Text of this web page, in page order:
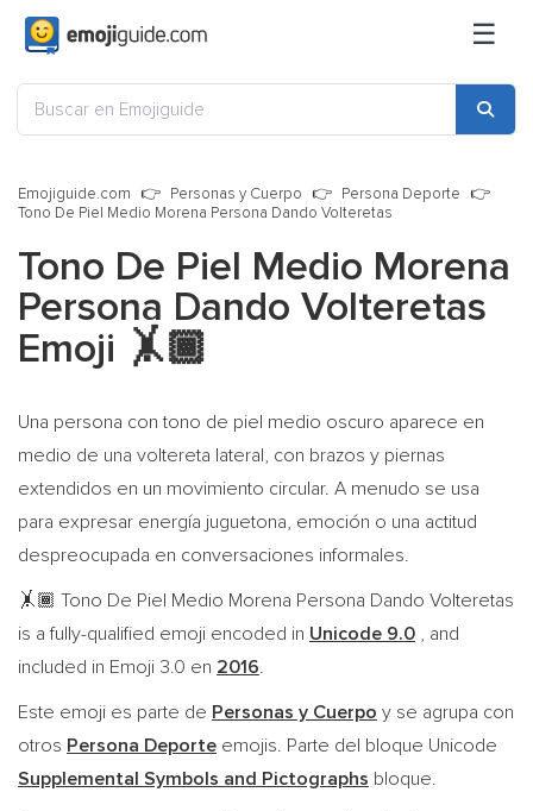
☰
Emojiguide.com Personas y Cuerpo
Persona Deporte
Tono De Piel Medio Morena Persona Dando Volteretas
Tono De Piel Medio Morena
Persona Dando Volteretas
Emoji 🤸🏾
Una persona con tono de piel medio oscuro aparece en
medio de una voltereta lateral, con brazos y piernas
extendidos en un movimiento circular. A menudo se usa
para expresar energía juguetona, emoción o una actitud
despreocupada en conversaciones informales.
🤸🏾 Tono De Piel Medio Morena Persona Dando Volteretas
is a fully-qualified emoji encoded in Unicode 9.0 , and
included in Emoji 3.0 en 2016.
Este emoji es parte de Personas y Cuerpo y se agrupa con
otros Persona Deporte emojis. Parte del bloque Unicode
Supplemental Symbols and Pictographs bloque.